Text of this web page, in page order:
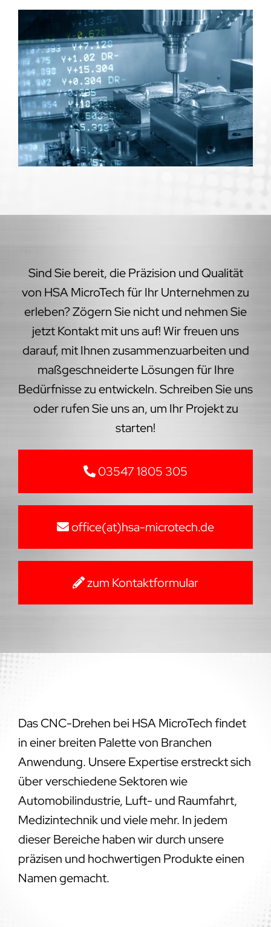
Sind Sie bereit, die Präzision und Qualität
von HSA MicroTech für Ihr Unternehmen zu
erleben? Zögern Sie nicht und nehmen Sie
jetzt Kontakt mit uns auf! Wir freuen uns
darauf, mit Ihnen zusammenzuarbeiten und
maßgeschneiderte Lösungen für Ihre
Bedürfnisse zu entwickeln. Schreiben Sie uns
oder rufen Sie uns an, um Ihr Projekt zu
starten!
03547 1805 305
office(at)hsa-microtech.de
zum Kontaktformular
Das CNC-Drehen bei HSA MicroTech findet
in einer breiten Palette von Branchen
Anwendung. Unsere Expertise erstreckt sich
über verschiedene Sektoren wie
Automobilindustrie, Luft- und Raumfahrt,
Medizintechnik und viele mehr. In jedem
dieser Bereiche haben wir durch unsere
präzisen und hochwertigen Produkte einen
Namen gemacht.